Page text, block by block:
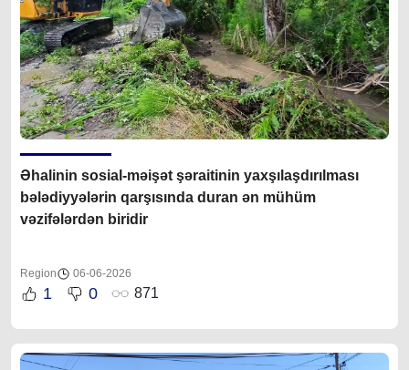
Əhalinin sosial-məişət şəraitinin yaxşılaşdırılması
bələdiyyələrin qarşısında duran ən mühüm
vəzifələrdən biridir
Region 06-06-2026
1 0 871